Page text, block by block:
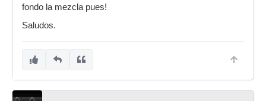
fondo la mezcla pues!
Saludos.